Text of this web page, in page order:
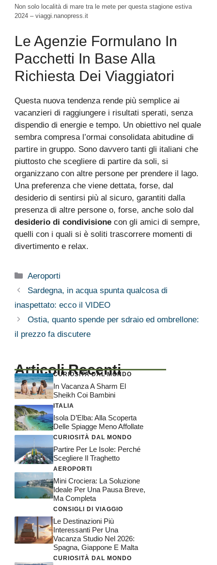
Non solo località di mare tra le mete per questa stagione estiva
2024 – viaggi.nanopress.it
Le Agenzie Formulano In
Pacchetti In Base Alla
Richiesta Dei Viaggiatori
Questa nuova tendenza rende più semplice ai
vacanzieri di raggiungere i risultati sperati, senza
dispendio di energie e tempo. Un obiettivo nel quale
sembra compresa l’ormai consolidata abitudine di
partire in gruppo. Sono davvero tanti gli italiani che
piuttosto che scegliere di partire da soli, si
organizzano con altre persone per prendere il lago.
Una preferenza che viene dettata, forse, dal
desiderio di sentirsi più al sicuro, garantiti dalla
presenza di altre persone o, forse, anche solo dal
desiderio di condivisione con gli amici di sempre,
quelli con i quali si è soliti trascorrere momenti di
divertimento e relax.
Categorie
Aeroporti
Sardegna, in acqua spunta qualcosa di
inaspettato: ecco il VIDEO
Ostia, quanto spende per sdraio ed ombrellone:
il prezzo fa discutere
Articoli Recenti
CURIOSITÀ DAL MONDO
In Vacanza A Sharm El
Sheikh Coi Bambini
ITALIA
Isola D’Elba: Alla Scoperta
Delle Spiagge Meno Affollate
CURIOSITÀ DAL MONDO
Partire Per Le Isole: Perché
Scegliere Il Traghetto
AEROPORTI
Mini Crociera: La Soluzione
Ideale Per Una Pausa Breve,
Ma Completa
CONSIGLI DI VIAGGIO
Le Destinazioni Più
Interessanti Per Una
Vacanza Studio Nel 2026:
Spagna, Giappone E Malta
CURIOSITÀ DAL MONDO